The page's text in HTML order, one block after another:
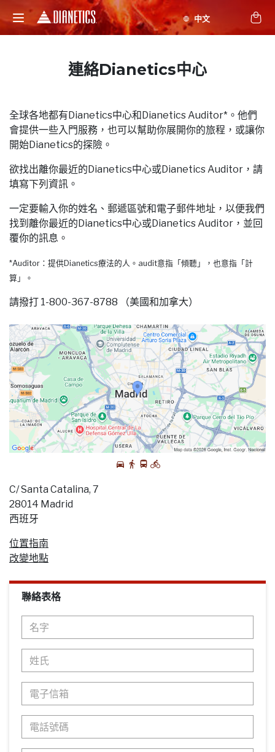
連絡Dianetics中心
全球各地都有Dianetics中心和Dianetics Auditor*。他們
會提供一些入門服務，也可以幫助你展開你的旅程，或讓你
開始Dianetics的探險。
欲找出離你最近的Dianetics中心或Dianetics Auditor，請
填寫下列資訊。
一定要輸入你的姓名、郵遞區號和電子郵件地址，以便我們
找到離你最近的Dianetics中心或Dianetics Auditor，並回
覆你的訊息。
*Auditor：提供Dianetics療法的人。audit意指「傾聽」，也意指「計
算」。
請撥打 1-800-367-8788 （美國和加拿大）
C/ Santa Catalina, 7
28014 Madrid
西班牙
位置指南
改變地點
聯絡表格